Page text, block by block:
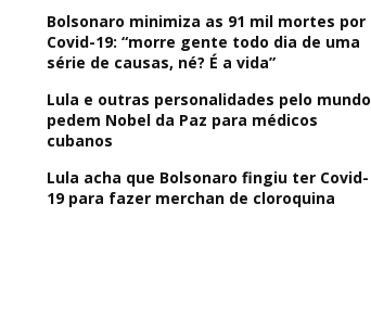
Bolsonaro minimiza as 91 mil mortes por
Covid-19: “morre gente todo dia de uma
série de causas, né? É a vida”
Lula e outras personalidades pelo mundo
pedem Nobel da Paz para médicos
cubanos
Lula acha que Bolsonaro fingiu ter Covid-
19 para fazer merchan de cloroquina